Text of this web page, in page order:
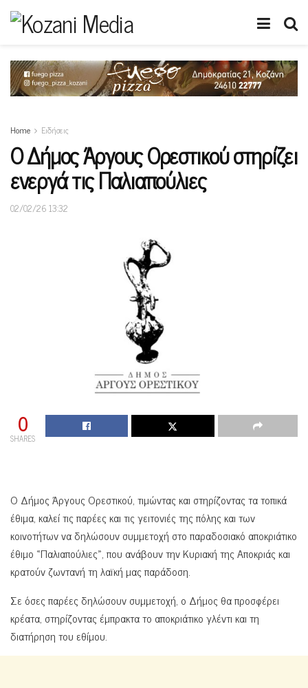
Home Ειδήσεις
Ο Δήμος Άργους Ορεστικού στηρίζει
ενεργά τις Παλιαπούλιες
02/02/26 13:32
0
SHARES
Ο Δήμος Άργους Ορεστικού, τιμώντας και στηρίζοντας τα τοπικά
έθιμα, καλεί τις παρέες και τις γειτονιές της πόλης και των
κοινοτήτων να δηλώσουν συμμετοχή στο παραδοσιακό αποκριάτικο
έθιμο «Παλιαπούλιες», που ανάβουν την Κυριακή της Αποκριάς και
κρατούν ζωντανή τη λαϊκή μας παράδοση.
Σε όσες παρέες δηλώσουν συμμετοχή, ο Δήμος θα προσφέρει
κρέατα, στηρίζοντας έμπρακτα το αποκριάτικο γλέντι και τη
διατήρηση του εθίμου.